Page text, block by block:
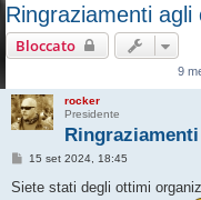
Ringraziamenti
Bloccato
9
rocker
Presidente
M
s
15 set 2024, 18:45
Siete stati degli ottimi